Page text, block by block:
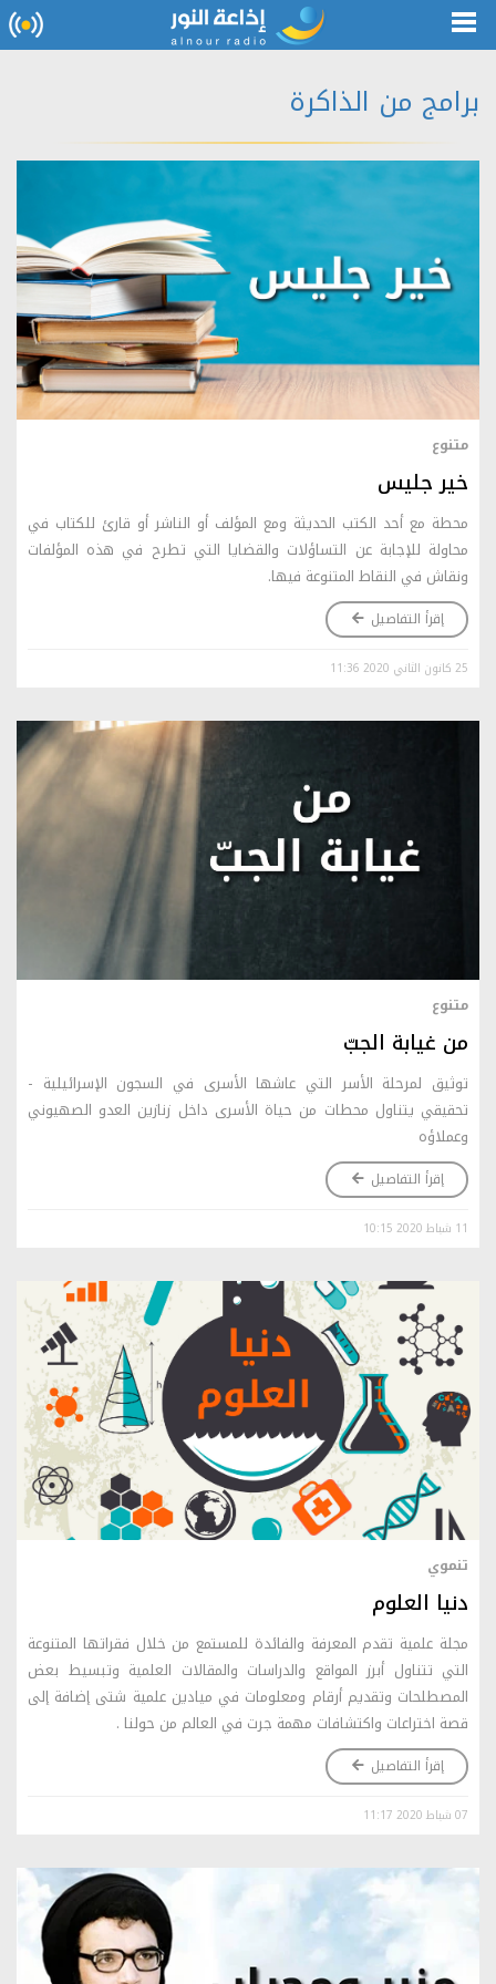
برامج من الذاكرة
متنوع
خير جليس
محطة مع أحد الكتب الحديثة ومع المؤلف أو الناشر أو قارئ للكتاب في
محاولة للإجابة عن التساؤلات والقضايا التي تطرح في هذه المؤلفات
ونقاش في النقاط المتنوعة فيها.
إقرأ التفاصيل
25 كانون الثاني 2020 11:36
متنوع
من غيابة الجبّ
توثيق لمرحلة الأسر التي عاشها الأسرى في السجون الإسرائيلية -
تحقيقي يتناول محطات من حياة الأسرى داخل زنازين العدو الصهيوني
وعملاؤه
إقرأ التفاصيل
11 شباط 2020 10:15
تنموي
دنيا العلوم
مجلة علمية تقدم المعرفة والفائدة للمستمع من خلال فقراتها المتنوعة
التي تتناول أبرز المواقع والدراسات والمقالات العلمية وتبسيط بعض
المصطلحات وتقديم أرقام ومعلومات في ميادين علمية شتى إضافة إلى
قصة اختراعات واكتشافات مهمة جرت في العالم من حولنا .
إقرأ التفاصيل
07 شباط 2020 11:17